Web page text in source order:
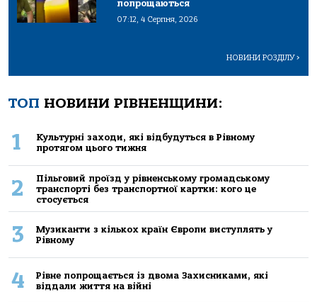
попрощаються
07:12, 4 Серпня, 2026
НОВИНИ РОЗДІЛУ>
ТОП НОВИНИ РІВНЕНЩИНИ:
1
Культурні заходи, які відбудуться в Рівному
протягом цього тижня
2
Пільговий проїзд у рівненському громадському
транспорті без транспортної картки: кого це
стосується
3
Музиканти з кількох країн Європи виступлять у
Рівному
4
Рівне попрощається із двома Захисниками, які
віддали життя на війні